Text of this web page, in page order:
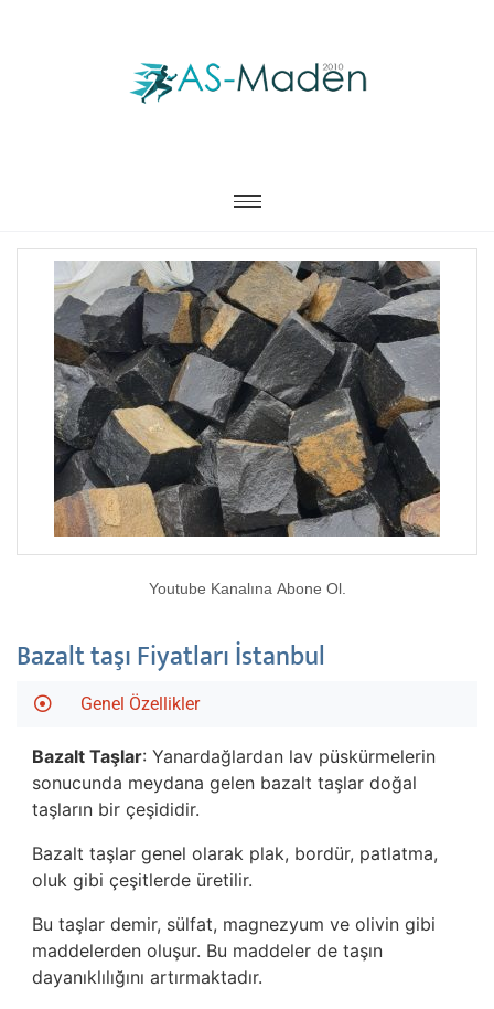
Youtube Kanalına Abone Ol.
Bazalt taşı Fiyatları İstanbul
Genel Özellikler
Bazalt Taşlar: Yanardağlardan lav püskürmelerin
sonucunda meydana gelen bazalt taşlar doğal
taşların bir çeşididir.
Bazalt taşlar genel olarak plak, bordür, patlatma,
oluk gibi çeşitlerde üretilir.
Bu taşlar demir, sülfat, magnezyum ve olivin gibi
maddelerden oluşur. Bu maddeler de taşın
dayanıklılığını artırmaktadır.